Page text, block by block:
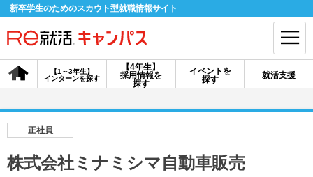
新卒学生のためのスカウト型就職情報サイト
【4年生】
採用情報を
探す
【1～3年生】
インターンを探す
イベントを
探す
就活支援
会員登録 ログイン
正社員
株式会社ミナミシマ自動車販売